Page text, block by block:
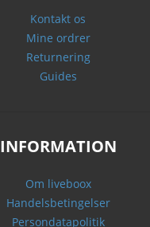
Kontakt os
Mine ordrer
Returnering
Guides
INFORMATION
Om liveboox
Handelsbetingelser
Persondatapolitik